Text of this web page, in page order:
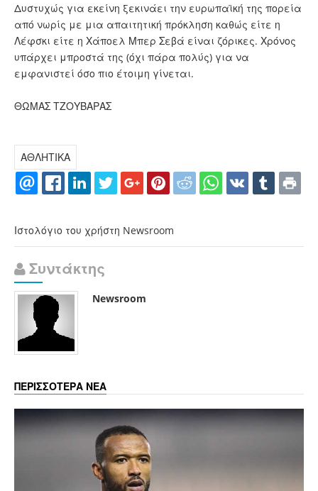
Δυστυχώς για εκείνη ξεκινάει την ευρωπαϊκή της πορεία
από νωρίς με μια απαιτητική πρόκληση καθώς είτε η
Λέφσκι είτε η Χάποελ Μπερ Σεβά είναι ζόρικες. Χρόνος
υπάρχει μπροστά της (όχι πάρα πολύς) για να
εμφανιστεί όσο πιο έτοιμη γίνεται.
ΘΩΜΑΣ ΤΖΟΥΒΑΡΑΣ
ΑΘΛΗΤΙΚΑ
Ιστολόγιο του χρήστη Newsroom
Συντάκτης
Newsroom
ΠΕΡΙΣΣΟΤΕΡΑ ΝΕΑ